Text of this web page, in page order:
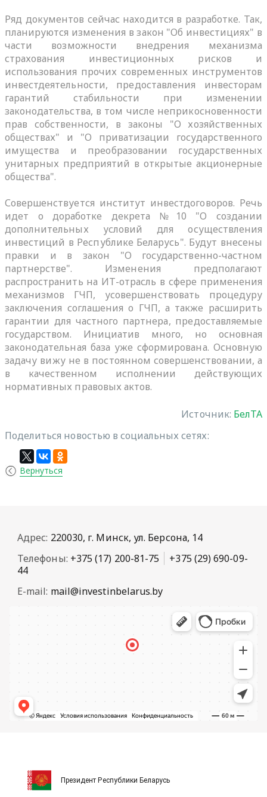
Ряд документов сейчас находится в разработке. Так,
планируются изменения в закон "Об инвестициях" в
части возможности внедрения механизма
страхования инвестиционных рисков и
использования прочих современных инструментов
инвестдеятельности, предоставления инвесторам
гарантий стабильности при изменении
законодательства, в том числе неприкосновенности
прав собственности, в законы "О хозяйственных
обществах" и "О приватизации государственного
имущества и преобразовании государственных
унитарных предприятий в открытые акционерные
общества".
Совершенствуется институт инвестдоговоров. Речь
идет о доработке декрета №10 "О создании
дополнительных условий для осуществления
инвестиций в Республике Беларусь". Будут внесены
правки и в закон "О государственно-частном
партнерстве". Изменения предполагают
распространить на ИТ-отрасль в сфере применения
механизмов ГЧП, усовершенствовать процедуру
заключения соглашения о ГЧП, а также расширить
гарантии для частного партнера, предоставляемые
государством. Инициатив много, но основная
законодательная база уже сформирована. Основную
задачу вижу не в постоянном совершенствовании, а
в качественном исполнении действующих
нормативных правовых актов.
Источник: БелТА
Поделиться новостью в социальных сетях:
Вернуться
Адрес: 220030, г. Минск, ул. Берсона, 14
Телефоны: +375 (17) 200-81-75
+375 (29) 690-09-
44
E-mail: mail@investinbelarus.by
Президент Республики Беларусь